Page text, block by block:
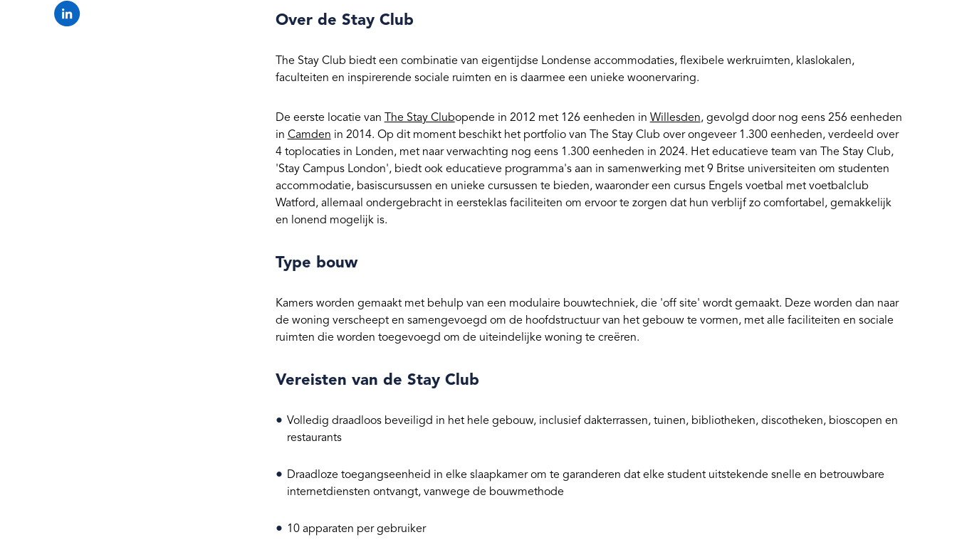
Over de Stay Club
The Stay Club biedt een combinatie van eigentijdse Londense accommodaties, flexibele werkruimten, klaslokalen,
faculteiten en inspirerende sociale ruimten en is daarmee een unieke woonervaring.
De eerste locatie van The Stay Clubopende in 2012 met 126 eenheden in Willesden, gevolgd door nog eens 256 eenheden
in Camden in 2014. Op dit moment beschikt het portfolio van The Stay Club over ongeveer 1.300 eenheden, verdeeld over
4 toplocaties in Londen, met naar verwachting nog eens 1.300 eenheden in 2024. Het educatieve team van The Stay Club,
'Stay Campus London', biedt ook educatieve programma's aan in samenwerking met 9 Britse universiteiten om studenten
accommodatie, basiscursussen en unieke cursussen te bieden, waaronder een cursus Engels voetbal met voetbalclub
Watford, allemaal ondergebracht in eersteklas faciliteiten om ervoor te zorgen dat hun verblijf zo comfortabel, gemakkelijk
en lonend mogelijk is.
Type bouw
Kamers worden gemaakt met behulp van een modulaire bouwtechniek, die 'off site' wordt gemaakt. Deze worden dan naar
de woning verscheept en samengevoegd om de hoofdstructuur van het gebouw te vormen, met alle faciliteiten en sociale
ruimten die worden toegevoegd om de uiteindelijke woning te creëren.
Vereisten van de Stay Club
Volledig draadloos beveiligd in het hele gebouw, inclusief dakterrassen, tuinen, bibliotheken, discotheken, bioscopen en
restaurants
Draadloze toegangseenheid in elke slaapkamer om te garanderen dat elke student uitstekende snelle en betrouwbare
internetdiensten ontvangt, vanwege de bouwmethode
10 apparaten per gebruiker